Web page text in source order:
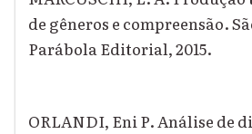
de gêneros e compreensão.
Parábola Editorial, 2015.
ORLANDI, Eni P. Análise de